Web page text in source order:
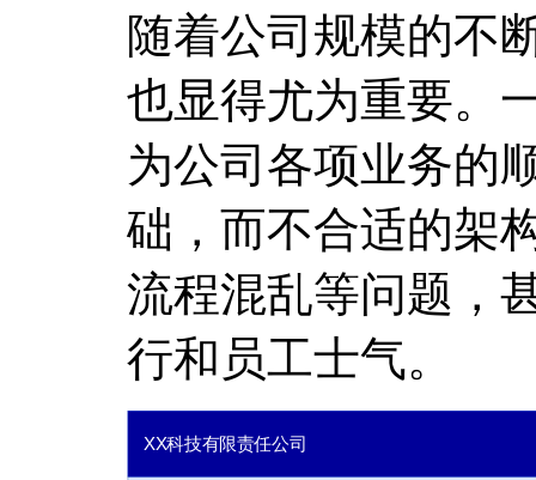
随着公司规模的不
也显得尤为重要。
为公司各项业务的
础，而不合适的架
流程混乱等问题，
行和员工士气。